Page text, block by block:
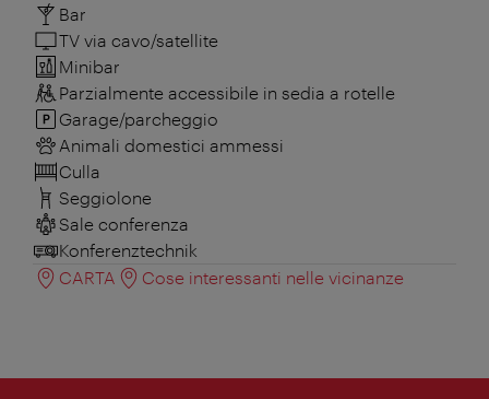
Bar
TV via cavo/satellite
Minibar
Parzialmente accessibile in sedia a rotelle
Garage/parcheggio
Animali domestici ammessi
Culla
Seggiolone
Sale conferenza
Konferenztechnik
CARTA
Cose interessanti nelle vicinanze